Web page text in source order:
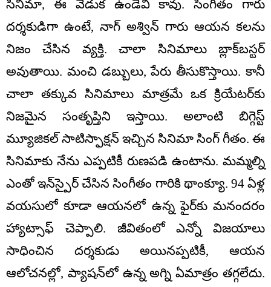
సినిమా, ఈ వేడుక ఉండేవి కావు. సింగీతం గారు
దర్శకుడిగా ఉంటే, నాగ్ అశ్విన్ గారు ఆయన కలను
నిజం చేసిన వ్యక్తి. చాలా సినిమాలు బ్లాక్‌బస్టర్
అవుతాయి. మంచి డబ్బులు, పేరు తీసుకొస్తాయి. కానీ
చాలా తక్కువ సినిమాలు మాత్రమే ఒక క్రియేటర్‌కు
నిజమైన సంతృప్తిని ఇస్తాయి. అలాంటి బిగ్గెస్ట్
మ్యూజికల్ సాటిస్ఫాక్షన్ ఇచ్చిన సినిమా సింగ్ గీతం. ఈ
సినిమాకు నేను ఎప్పటికీ రుణపడి ఉంటాను. మమ్మల్ని
ఎంతో ఇన్‌స్పైర్ చేసిన సింగీతం గారికి థాంక్యూ. 94 ఏళ్ల
వయసులో కూడా ఆయనలో ఉన్న ఫైర్‌కు మనందరం
హ్యాట్సాఫ్ చెప్పాలి. జీవితంలో ఎన్నో విజయాలు
సాధించిన దర్శకుడు అయినప్పటికీ, ఆయన
ఆలోచనల్లో, ప్యాషన్‌లో ఉన్న అగ్ని ఏమాత్రం తగ్గలేదు.